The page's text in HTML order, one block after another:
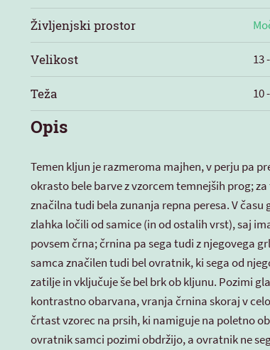
Življenjski prostor
Velikost 13
Teža 10
Opis
Temen kljun je razmeroma majhen, v perju pa
okrasto bele barve z vzorcem temnejših prog;
značilna tudi bela zunanja repna peresa. V času
zlahka ločili od samice (in od ostalih vrst), saj
povsem črna; črnina pa sega tudi z njegovega
samca značilen tudi bel ovratnik, ki sega od
zatilje in vključuje še bel brk ob kljunu. Pozimi
kontrastno obarvana, vranja črnina skoraj v
črtast vzorec na prsih, ki namiguje na poletno
ovratnik samci pozimi obdržijo, a ovratnik ne